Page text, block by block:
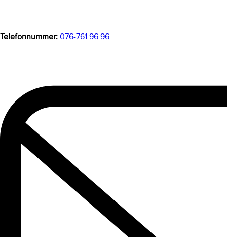
Telefonnummer: 076-761 96 96